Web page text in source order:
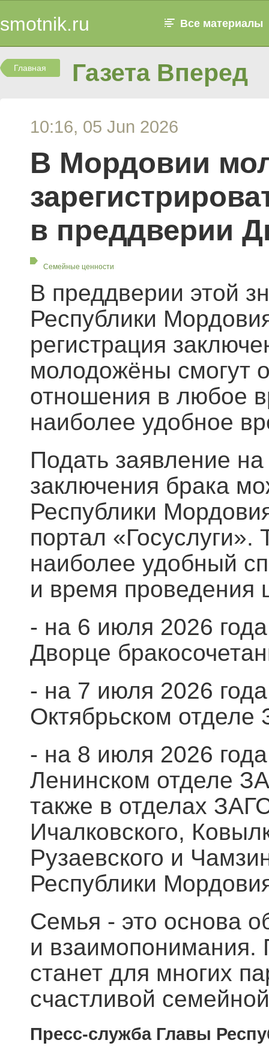
smotnik.ru Все материалы
Главная Газета Вперед
10:16, 05 Jun 2026
В Мордовии
в преддверии
Семейные ценности
В преддверии этой
Республики
регистрация
молодожёны смогут
отношения в любое
наиболее удобное
Подать заявление
заключения брака
Республики
портал
наиболее удобный
и время
- на 6 июля 2026
Дворце
- на 7 июля 2026
Октябрьском отделе
- на 8 июля 2026
Ленинском отделе
также в отделах
Ичалковского,
Рузаевского и
Республики
Семья - это основа
и взаимопонимания.
станет для многих
счастливой
Пресс-служба Главы